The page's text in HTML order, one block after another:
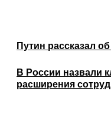
Путин рассказал
В России назвали
расширения